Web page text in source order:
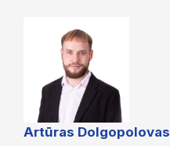
Artūras Dolgopolovas